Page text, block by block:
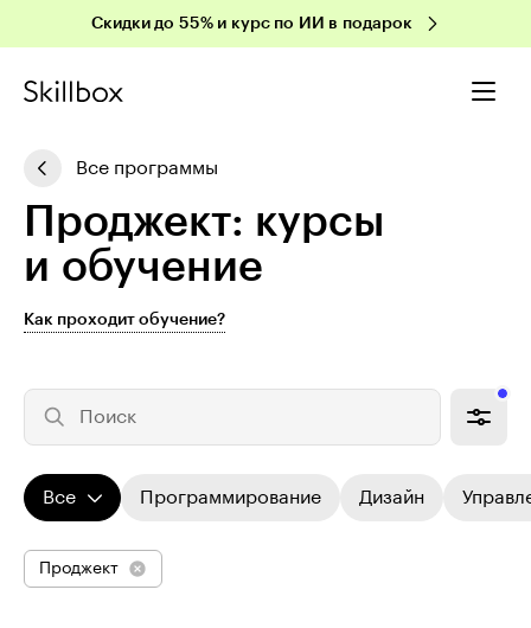
Скидки до 55% и курс по ИИ в подарок
Все программы
Проджект: курсы
и обучение
Как проходит обучение?
Поиск
Все Программирование Дизайн
Проджект